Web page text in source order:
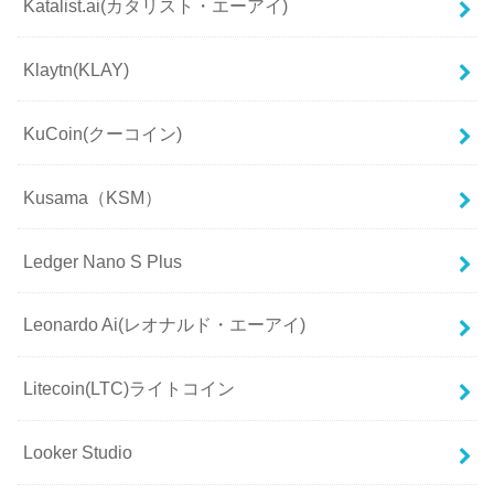
Katalist.ai(カタリスト・エーアイ)
Klaytn(KLAY)
KuCoin(クーコイン)
Kusama（KSM）
Ledger Nano S Plus
Leonardo Ai(レオナルド・エーアイ)
Litecoin(LTC)ライトコイン
Looker Studio